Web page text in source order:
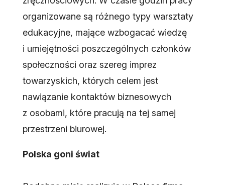
organizowane są różnego typy warsztaty
edukacyjne, mające wzbogacać wiedzę
i umiejętności poszczególnych członków
społeczności oraz szereg imprez
towarzyskich, których celem jest
nawiązanie kontaktów biznesowych
z osobami, które pracują na tej samej
przestrzeni biurowej.
Polska goni świat